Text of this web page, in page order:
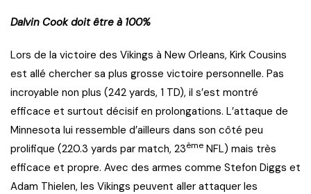
Dalvin Cook doit être à 100%
Lors de la victoire des Vikings à New Orleans, Kirk Cousins
est allé chercher sa plus grosse victoire personnelle. Pas
incroyable non plus (242 yards, 1 TD), il s’est montré
efficace et surtout décisif en prolongations. L’attaque de
Minnesota lui ressemble d’ailleurs dans son côté peu
prolifique (220.3 yards par match, 23ème NFL) mais très
efficace et propre. Avec des armes comme Stefon Diggs et
Adam Thielen, les Vikings peuvent aller attaquer les